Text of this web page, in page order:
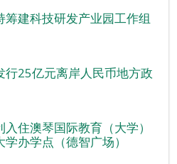
建科技研发产业园工作组
行25亿元离岸人民币地方政
住澳琴国际教育（大学）
办学点（德智广场）